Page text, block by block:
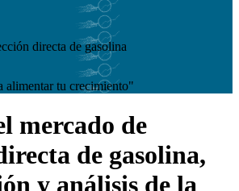
directa de gasolina
alimentar tu crecimiento"
mercado de
de gasolina,
y análisis de la